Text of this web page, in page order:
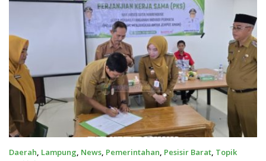
Daerah, Lampung, News, Pemerintahan, Pesisir Barat, Topik